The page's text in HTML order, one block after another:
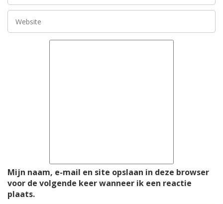
Mijn naam, e-mail en site opslaan in deze browser
voor de volgende keer wanneer ik een reactie
plaats.